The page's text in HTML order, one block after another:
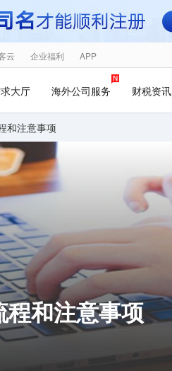
云 企业福利 APP
大厅 海外公司服务 财税资讯
和注意事项
和注意事项